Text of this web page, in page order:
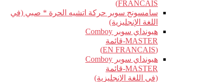
FRANCAIS)
سامسونج سوبر حركة اتشيه الحرة * صبي (في
اللغة الإنجليزية)
هيونداي سوبر Comboy
MASTER-قائمة
(EN FRANCAIS)
هيونداي سوبر Comboy
MASTER-قائمة
(في اللغة الإنجليزية)